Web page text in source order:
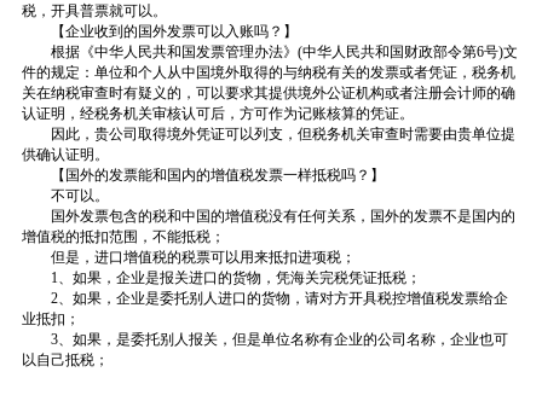
税，开具普票就可以。
【企业收到的国外发票可以入账吗？】
根据《中华人民共和国发票管理办法》(中华人民共和国财政部令第6号)文
件的规定：单位和个人从中国境外取得的与纳税有关的发票或者凭证，税务机
关在纳税审查时有疑义的，可以要求其提供境外公证机构或者注册会计师的确
认证明，经税务机关审核认可后，方可作为记账核算的凭证。
因此，贵公司取得境外凭证可以列支，但税务机关审查时需要由贵单位提
供确认证明。
【国外的发票能和国内的增值税发票一样抵税吗？】
不可以。
国外发票包含的税和中国的增值税没有任何关系，国外的发票不是国内的
增值税的抵扣范围，不能抵税；
但是，进口增值税的税票可以用来抵扣进项税；
1、如果，企业是报关进口的货物，凭海关完税凭证抵税；
2、如果，企业是委托别人进口的货物，请对方开具税控增值税发票给企
业抵扣；
3、如果，是委托别人报关，但是单位名称有企业的公司名称，企业也可
以自己抵税；